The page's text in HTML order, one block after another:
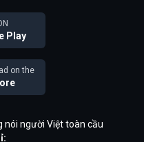
Play
on the
nói người Việt toàn cầu